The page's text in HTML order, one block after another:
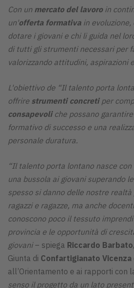
Con un mercato del lavoroin
un'offerta formativa in
dotare i giovani e chi li guida nel
di tutti gli strumenti necessari per
valorizzando attitudini, aspirazioni
L'obiettivo de “Il talento porta
offrire strumenti concretiper
consapevoliche possano
formativo di successo e una
personale duratura.
“Il talento porta lontano nasce
una bussola ai giovani superando le
spesso si danno delle nostre
ragazzi e ragazze, ma anche
conoscono poco il tessuto
provincia e le opportunità di
giovani – spiega Riccardo Barbato
Giunta di Confartigianato Vicenza
all’Orientamento e ai rapporti con
senso il progetto da un lato